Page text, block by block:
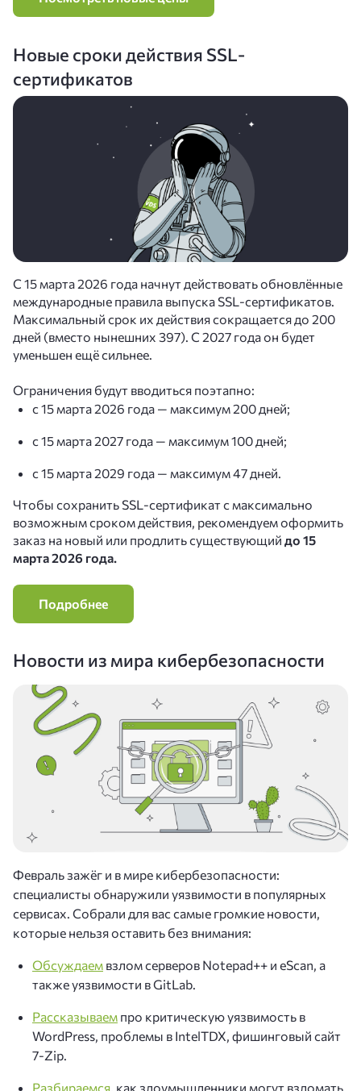
Новые сроки действия SSL-
сертификатов
С 15 марта 2026 года начнут действовать обновлённые
международные правила выпуска SSL‑сертификатов.
Максимальный срок их действия сокращается до 200
дней (вместо нынешних 397). С 2027 года он будет
уменьшен ещё сильнее.
Ограничения будут вводиться поэтапно:
с 15 марта 2026 года — максимум 200 дней;
с 15 марта 2027 года — максимум 100 дней;
с 15 марта 2029 года — максимум 47 дней.
Чтобы сохранить SSL‑сертификат с максимально
возможным сроком действия, рекомендуем оформить
заказ на новый или продлить существующий до 15
марта 2026 года.
Подробнее
Новости из мира кибербезопасности
Февраль зажёг и в мире кибербезопасности:
специалисты обнаружили уязвимости в популярных
сервисах. Собрали для вас самые громкие новости,
которые нельзя оставить без внимания:
Обсуждаем взлом серверов Notepad++ и eScan, а
также уязвимости в GitLab.
Рассказываем про критическую уязвимость в
WordPress, проблемы в IntelTDX, фишинговый сайт
7-Zip.
Разбираемся , как злоумышленники могут взломать